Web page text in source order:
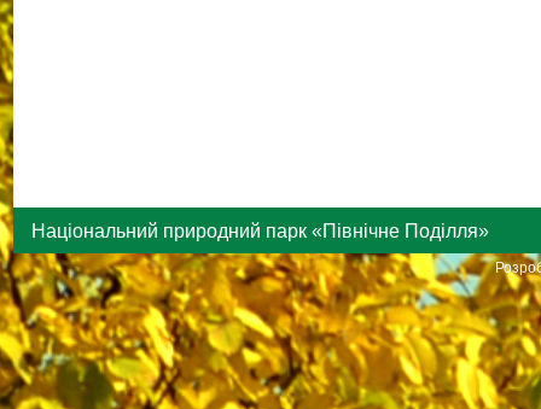
Національний природний парк «Північне Поділля»